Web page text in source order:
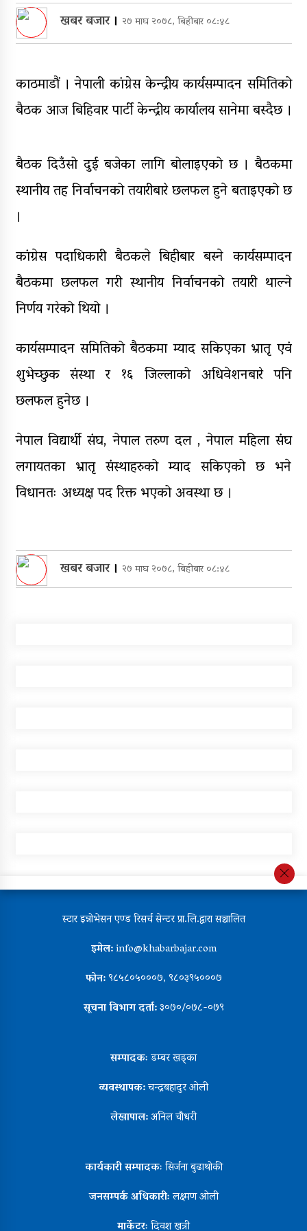
सञ्चालनमा, शुल्कदर यस्तो छ…
पुन: एमाले-नेकपा सहकार्यमा, प्रदेशको
भागबण्डा यस्तो छ…
आठ लाख २१ हजार घुससहित सिँचाइ
डिभिजन सर्लाहीका प्रमुख र अधिकृत
पक्राउ
मृत्यु, दुई घाइते
खबर बजार। २७ माघ २०७८, बिहीबार ०८:४८
काठमाडौं । नेपाली कांग्रेस केन्द्रीय कार्यसम्पादन समितिको
बैठक आज बिहिवार पार्टी केन्द्रीय कार्यालय सानेमा बस्दैछ ।
बैठक दिउँसो दुई बजेका लागि बोलाइएको छ । बैठकमा
स्थानीय तह निर्वाचनको तयारीबारे छलफल हुने बताइएको छ
।
कांग्रेस पदाधिकारी बैठकले बिहीबार बस्ने कार्यसम्पादन
बैठकमा छलफल गरी स्थानीय निर्वाचनको तयारी थाल्ने
निर्णय गरेको थियो ।
कार्यसम्पादन समितिको बैठकमा म्याद सकिएका भ्रातृ एवं
शुभेच्छुक संस्था र १६ जिल्लाको अधिवेशनबारे पनि
छलफल हुनेछ ।
नेपाल विद्यार्थी संघ, नेपाल तरुण दल , नेपाल महिला संघ
लगायतका भ्रातृ संस्थाहरुको म्याद सकिएको छ भने
विधानतः अध्यक्ष पद रिक्त भएको अवस्था छ ।
खबर बजार। २७ माघ २०७८, बिहीबार ०८:४८
स्टार इन्नोभेसन एण्ड रिसर्च सेन्टर प्रा.लि.द्वारा सञ्चालित
इमेल:info@khabarbajar.com
फोन:९८५८०५०००७, ९८०३९५०००७
सूचना विभाग दर्ता:३०७०/०७८-०७९
सम्पादकःडम्बर खड्का
व्यवस्थापक:चन्द्रबहादुर ओली
लेखापाल:अनिल चौधरी
कार्यकारी सम्पादकःसिर्जना बुढाथोकी
जनसम्पर्क अधिकारीःलक्ष्मण ओली
मार्केटरःदिवश खत्री